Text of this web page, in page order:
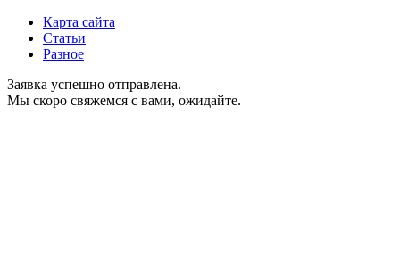
Карта сайта
Статьи
Разное
Заявка успешно отправлена.
Мы скоро свяжемся с вами, ожидайте.